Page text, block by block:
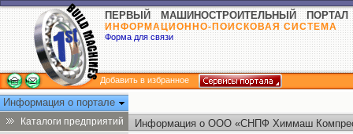
ПЕРВЫЙ МАШИНОСТРОИТЕЛЬНЫЙ ПОРТАЛ
ИНФОРМАЦИОННО-ПОИСКОВАЯ СИСТЕМА
Форма для связи
Добавить в избранное
Информация о портале
Каталоги предприятий
Информация о ООО «СНПФ Химмаш